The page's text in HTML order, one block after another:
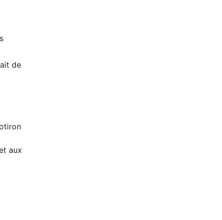
de
aux